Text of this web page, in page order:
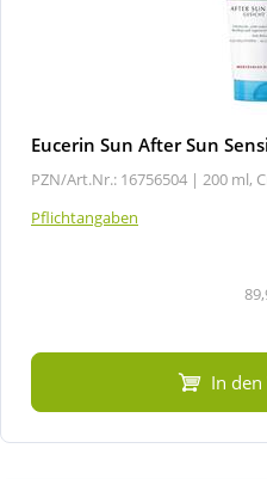
Eucerin Sun After Sun
PZN/Art.Nr.: 16756504 | 200 ml,
Pflichtangaben
In